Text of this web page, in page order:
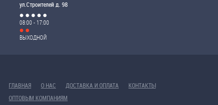
ул.Строителей д. 98
08:00 - 17:00
ВЫХОДНОЙ
ГЛАВНАЯ О НАС ДОСТАВКА И ОПЛАТА
КОНТАКТЫ
ОПТОВЫМ КОМПАНИЯМ